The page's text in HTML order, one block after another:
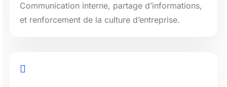
Communication interne, partage d’informations,
et renforcement de la culture d’entreprise.
